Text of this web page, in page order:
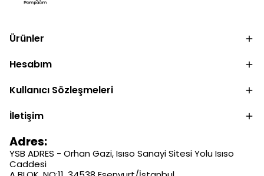
Ürünler
Hesabım
Kullanıcı Sözleşmeleri
İletişim
Adres:
YSB ADRES - Orhan Gazi, Isıso Sanayi Sitesi Yolu Isıso
Caddesi